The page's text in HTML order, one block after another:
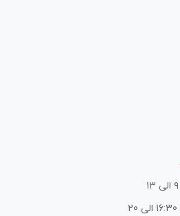
۹ الی ۱۳
16:30 الی 20